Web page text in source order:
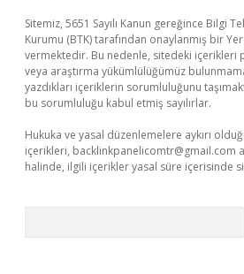
Sitemiz, 5651 Sayılı Kanun gereğince Bilgi
Kurumu (BTK) tarafından onaylanmış bir
vermektedir. Bu nedenle, sitedeki içerikleri
veya araştırma yükümlülüğümüz
yazdıkları içeriklerin sorumluluğunu
bu sorumluluğu kabul etmiş sayılırlar.
Hukuka ve yasal düzenlemelere aykırı
içerikleri, backlinkpanelicomtr@gmail.com
halinde, ilgili içerikler yasal süre içerisinde